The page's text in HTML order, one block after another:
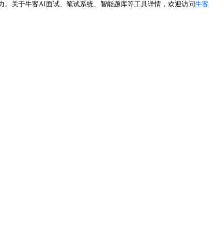
关于牛客AI面试、笔试系统、智能题库等工具详情，欢迎访问牛客